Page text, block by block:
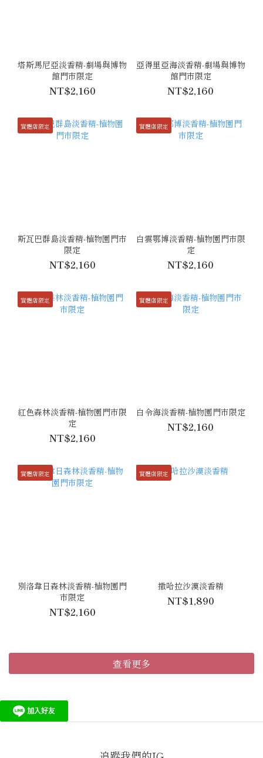
塔斯馬尼亞淡香精-劇場與博物
館門市限定
NT$2,160
亞得里亞海淡香精-劇場與博物
館門市限定
NT$2,160
實體店限定
斯瓦巴群島淡香精-植物園門市
限定
NT$2,160
實體店限定
白雲鄂博淡香精-植物園門市限
定
NT$2,160
實體店限定
紅色森林淡香精-植物園門市限
定
NT$2,160
實體店限定
白令海淡香精-植物園門市限定
NT$2,160
實體店限定
別洛韋日森林淡香精-植物園門
市限定
NT$2,160
實體店限定
撒哈拉沙漠淡香精
NT$1,890
查看更多